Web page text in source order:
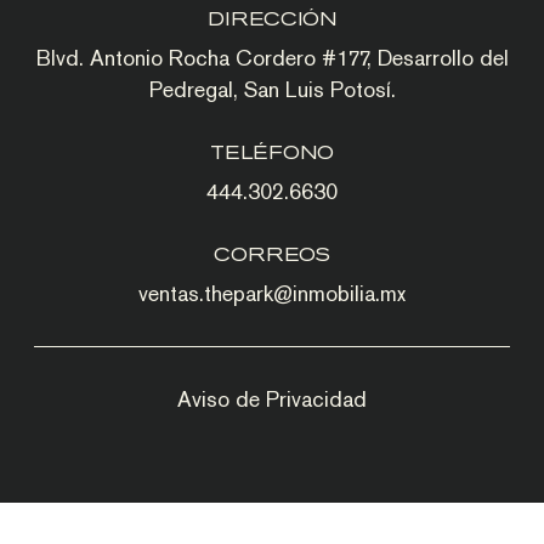
DIRECCIÓN
Blvd. Antonio Rocha Cordero #177, Desarrollo del
Pedregal, San Luis Potosí.
TELÉFONO
444.302.6630
CORREOS
ventas.thepark@inmobilia.mx
Aviso de Privacidad